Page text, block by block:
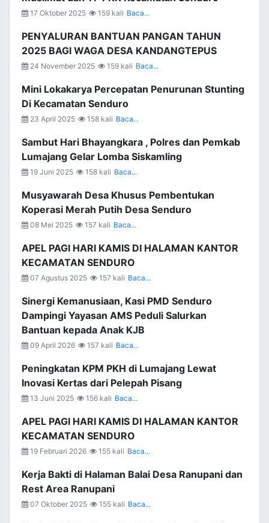
17 Oktober 2025 159 kali Baca...
PENYALURAN BANTUAN PANGAN TAHUN
2025 BAGI WAGA DESA KANDANGTEPUS
24 November 2025 159 kali Baca...
Mini Lokakarya Percepatan Penurunan Stunting
Di Kecamatan Senduro
23 April 2025 158 kali Baca...
Sambut Hari Bhayangkara , Polres dan Pemkab
Lumajang Gelar Lomba Siskamling
19 Juni 2025 158 kali Baca...
Musyawarah Desa Khusus Pembentukan
Koperasi Merah Putih Desa Senduro
08 Mei 2025 157 kali Baca...
APEL PAGI HARI KAMIS DI HALAMAN KANTOR
KECAMATAN SENDURO
07 Agustus 2025 157 kali Baca...
Sinergi Kemanusiaan, Kasi PMD Senduro
Dampingi Yayasan AMS Peduli Salurkan
Bantuan kepada Anak KJB
09 April 2026 157 kali Baca...
Peningkatan KPM PKH di Lumajang Lewat
Inovasi Kertas dari Pelepah Pisang
13 Juni 2025 156 kali Baca...
APEL PAGI HARI KAMIS DI HALAMAN KANTOR
KECAMATAN SENDURO
19 Februari 2026 155 kali Baca...
Kerja Bakti di Halaman Balai Desa Ranupani dan
Rest Area Ranupani
07 Oktober 2025 155 kali Baca...